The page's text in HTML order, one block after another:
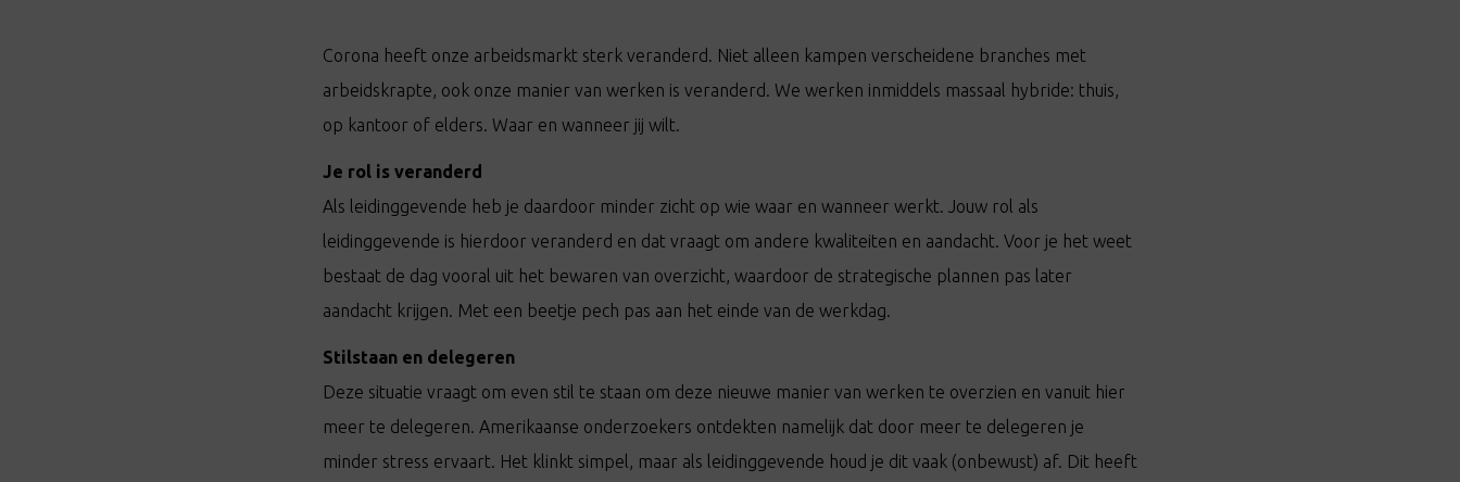
Corona heeft onze arbeidsmarkt sterk veranderd. Niet alleen kampen verscheidene branches met
arbeidskrapte, ook onze manier van werken is veranderd. We werken inmiddels massaal hybride: thuis,
op kantoor of elders. Waar en wanneer jij wilt.
Je rol is veranderd
Als leidinggevende heb je daardoor minder zicht op wie waar en wanneer werkt. Jouw rol als
leidinggevende is hierdoor veranderd en dat vraagt om andere kwaliteiten en aandacht. Voor je het weet
bestaat de dag vooral uit het bewaren van overzicht, waardoor de strategische plannen pas later
aandacht krijgen. Met een beetje pech pas aan het einde van de werkdag.
Stilstaan en delegeren
Deze situatie vraagt om even stil te staan om deze nieuwe manier van werken te overzien en vanuit hier
meer te delegeren. Amerikaanse onderzoekers ontdekten namelijk dat door meer te delegeren je
minder stress ervaart. Het klinkt simpel, maar als leidinggevende houd je dit vaak (onbewust) af. Dit heeft